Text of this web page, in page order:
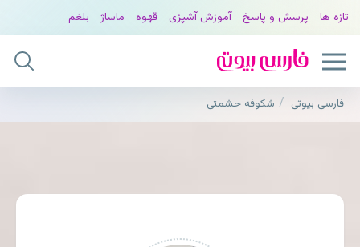
تازه ها پرسش و پاسخ آموزش آشپزی قهوه ماساژ بلغم
فارسی بیوتی شکوفه حشمتی